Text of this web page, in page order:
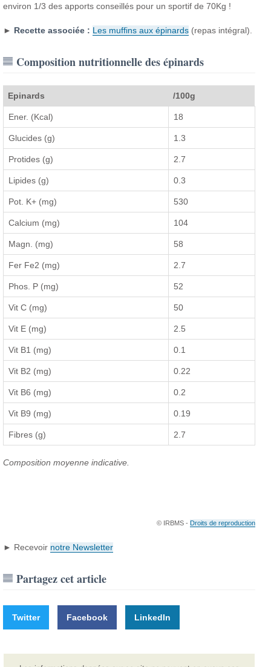
environ 1/3 des apports conseillés pour un sportif de 70Kg !
► Recette associée : Les muffins aux épinards (repas intégral).
Composition nutritionnelle des épinards
Epinards /100g
Ener. (Kcal) 18
Glucides (g) 1.3
Protides (g) 2.7
Lipides (g) 0.3
Pot. K+ (mg) 530
Calcium (mg) 104
Magn. (mg) 58
Fer Fe2 (mg) 2.7
Phos. P (mg) 52
Vit C (mg) 50
Vit E (mg) 2.5
Vit B1 (mg) 0.1
Vit B2 (mg) 0.22
Vit B6 (mg) 0.2
Vit B9 (mg) 0.19
Fibres (g) 2.7
Composition moyenne indicative.
© IRBMS - Droits de reproduction
► Recevoir notre Newsletter
Partagez cet article
Twitter Facebook LinkedIn